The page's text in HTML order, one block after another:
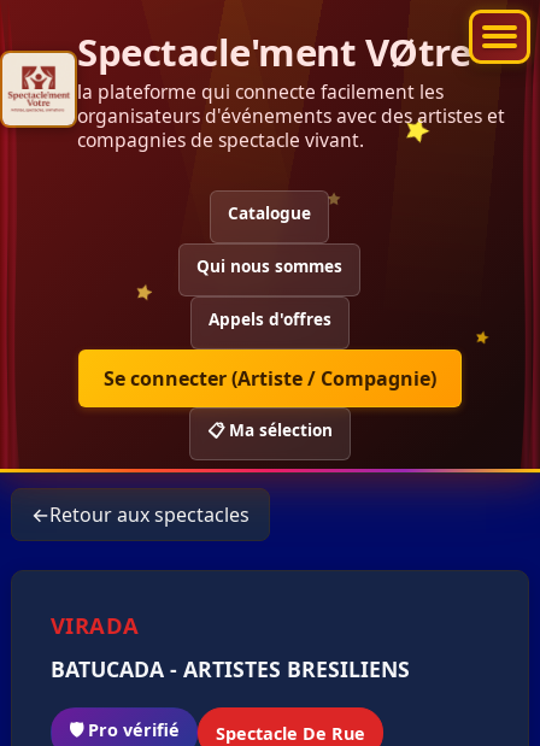
Spectacle'ment VØtre
la plateforme qui connecte facilement les
organisateurs d'événements avec des artistes et
compagnies de spectacle vivant.
Catalogue
Qui nous sommes
Appels d'offres
Se connecter (Artiste / Compagnie)
📋 Ma sélection
←Retour aux spectacles
❮ ❯
VIRADA
BATUCADA - ARTISTES BRESILIENS
🛡️ Pro vérifié Spectacle De Rue